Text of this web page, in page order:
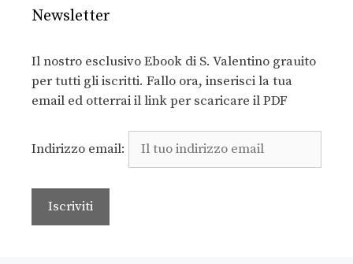
Newsletter
Il nostro esclusivo Ebook di S. Valentino grauito
per tutti gli iscritti. Fallo ora, inserisci la tua
email ed otterrai il link per scaricare il PDF
Indirizzo email: